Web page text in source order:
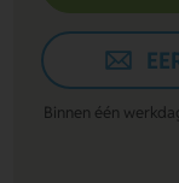
Binnen één